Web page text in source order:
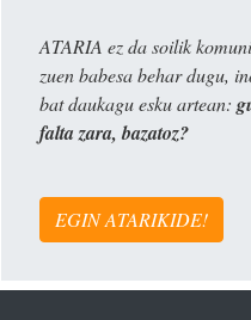
ATARIA ez da soilik
zuen babesa behar dugu,
bat daukagu esku artean:
falta zara, bazatoz?
EGIN ATARIKIDE!